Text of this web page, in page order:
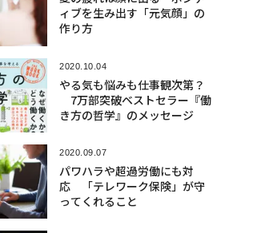
ィブを生み出す「元気顔」の
作り方
2020.10.04
やる気も悩みも仕事観次第？
7万部突破ベストセラー『働
き方の哲学』のメッセージ
2020.09.07
パワハラや超過労働にも対
応 「テレワーク保険」が守
ってくれること